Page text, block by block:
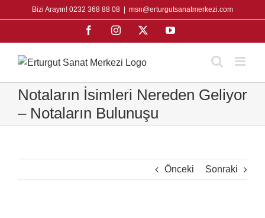
to
Bizi Arayın! 0232 368 88 08 msn@erturgutsanatmerkezi.com
FacebookInstagram YouTube
Notaların İsimleri Nereden Geliyor
– Notaların Bulunuşu
Önceki Sonraki